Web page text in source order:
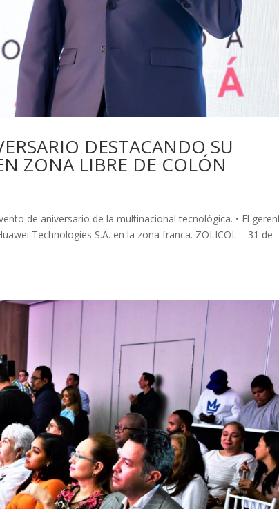
DESTACANDO SU
ZONA LIBRE DE COLÓN
de aniversario de la multinacional tecnológica. • El
Technologies S.A. en la zona franca. ZOLICOL – 31 de